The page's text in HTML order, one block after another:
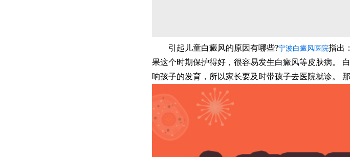
引起儿童白癜风的原因有哪些?宁波白癜风医院指出
果这个时期保护得好，很容易发生白癜风等皮肤病。
响孩子的发育，所以家长要及时带孩子去医院就诊。